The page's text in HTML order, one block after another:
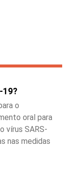
19?
o
oral para
vírus SARS-
nas medidas